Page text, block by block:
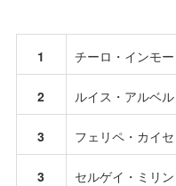
1 チーロ・インモ
2 ルイス・アルベル
3 フェリペ・カイセ
3 セルゲイ・ミリ